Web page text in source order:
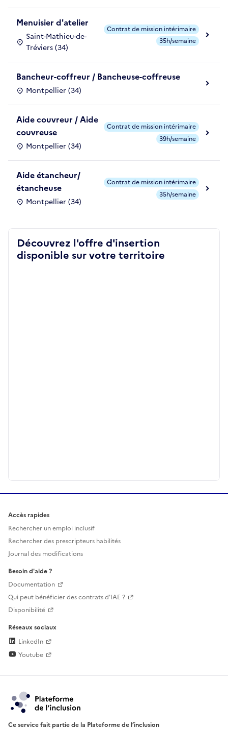
Menuisier d'atelier
Saint-Mathieu-de-
Tréviers (34)
Contrat de mission intérimaire
35h/semaine
Bancheur-coffreur / Bancheuse-coffreuse
Montpellier (34)
Aide couvreur / Aide
couvreuse
Montpellier (34)
Contrat de mission intérimaire
39h/semaine
Aide étancheur/
étancheuse
Montpellier (34)
Contrat de mission intérimaire
35h/semaine
Découvrez l'offre d'insertion
disponible sur votre territoire
Accès rapides
Rechercher un emploi inclusif
Rechercher des prescripteurs habilités
Journal des modifications
Besoin d'aide ?
Documentation
Qui peut bénéficier des contrats d'IAE ?
Disponibilité
Réseaux sociaux
LinkedIn
Youtube
Ce service fait partie de la Plateforme de l’inclusion